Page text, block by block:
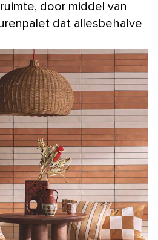
door middel van
dat allesbehalve